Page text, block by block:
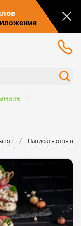
/ Написать отзыв